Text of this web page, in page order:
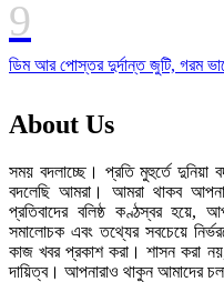
ডিম আর পোস্তর দুর্দান্ত জুটি, গরম
About Us
সময় বদলাচ্ছে। প্রতি মুহুর্তে দুনিয়া
বদলেছি আমরা। আমরা থাকব
প্রতিবাদের বলিষ্ঠ কণ্ঠস্বর হয়ে,
সমালোচক এবং তথ্যের সবচেয়ে
কাজ খবর প্রকাশ করা। শাসন করা
দায়িত্ব। আপনারাও থাকুন আমাদের